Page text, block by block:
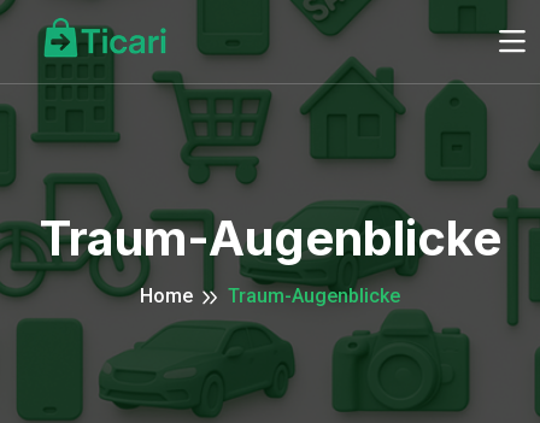
Traum-Augenblicke
Home Traum-Augenblicke